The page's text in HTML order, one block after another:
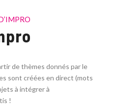
de thèmes donnés par le
sont créées en direct (mots
à intégrer à
!